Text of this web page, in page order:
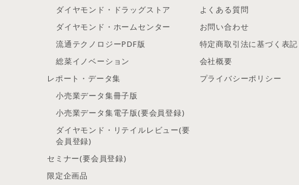
ダイヤモンド・ドラッグストア
ダイヤモンド・ホームセンター
流通テクノロジーPDF版
総菜イノベーション
レポート・データ集
小売業データ集冊子版
小売業データ集電子版(要会員登録)
ダイヤモンド・リテイルレビュー(要
会員登録)
セミナー(要会員登録)
限定企画品
よくある質問
お問い合わせ
特定商取引法に基づく表記
会社概要
プライバシーポリシー